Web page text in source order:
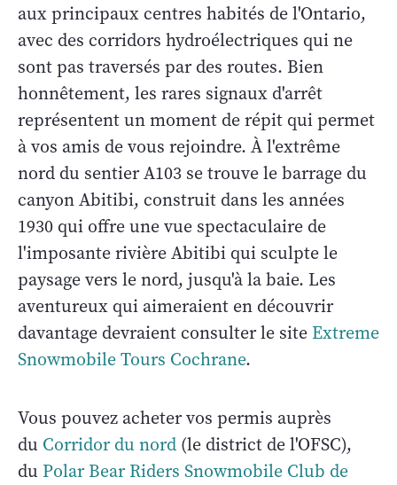
aux principaux centres habités de l'Ontario,
avec des corridors hydroélectriques qui ne
sont pas traversés par des routes. Bien
honnêtement, les rares signaux d'arrêt
représentent un moment de répit qui permet
à vos amis de vous rejoindre. À l'extrême
nord du sentier A103 se trouve le barrage du
canyon Abitibi, construit dans les années
1930 qui offre une vue spectaculaire de
l'imposante rivière Abitibi qui sculpte le
paysage vers le nord, jusqu'à la baie. Les
aventureux qui aimeraient en découvrir
davantage devraient consulter le site Extreme
Snowmobile Tours Cochrane.
Vous pouvez acheter vos permis auprès
du Corridor du nord (le district de l'OFSC),
du Polar Bear Riders Snowmobile Club de